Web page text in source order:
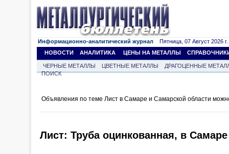
Информационно-аналитический журнал Пятница, 07 Август 2026 г.
НОВОСТИ
АНАЛИТИКА ЦЕНЫ НА МЕТАЛЛЫ
ЧЕРНЫЕ МЕТАЛЛЫ ЦВЕТНЫЕ МЕТАЛЛЫ
ДРАГОЦЕННЫЕ
ПОИСК
Объявления по теме Лист в Самаре и Самарской области
Лист: Труба оцинкованная, в Самаре